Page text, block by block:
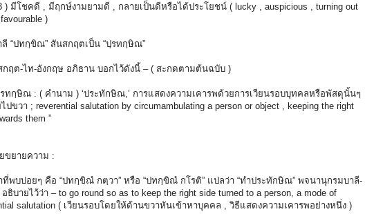
โชคดี , มีฤกษ์งามยามดี , กลายเป็นดีหรือได้ประโยชน์ ( lucky , auspicious , turning out
)
ปทกฺขิณ” สันสกฤตเป็น “ปฺรทกฺษิณ”
-ไท-อังกฤษ อภิธาน บอกไว้ดังนี้ – ( สะกดตามต้นฉบับ )
ษิณ : ( คำนาม ) ‘ประทักษิณ,’ การแสดงความเคารพด้วยการเวียนรอบบุทคลหรือพัสดุนั้นๆ
ปขวา ; reverential salutation by circumambulating a person or object , keeping the right
them ”
ขยายความ :
บ่อยๆ คือ “ปทกฺขิณํ กตฺวา” หรือ “ปทกฺขิณํ กโรติ” แปลว่า “ทำประทักษิณ” พจนานุกรมบาลี-
ธิบายไว้ว่า – to go round so as to keep the right side turned to a person, a mode of
salutation ( เวียนรอบโดยให้ด้านขวาหันเข้าหาบุคคล , วิธีแสดงความเคารพอย่างหนึ่ง )